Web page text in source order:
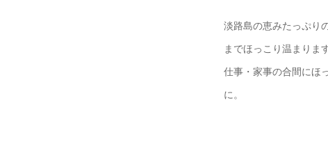
淡路島の恵みたっぷり
までほっこり温まりま
仕事・家事の合間にほ
に。